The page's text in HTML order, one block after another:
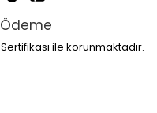
ile korunmaktadır.